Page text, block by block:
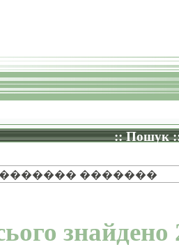
:: Пошук
�������
знайдено